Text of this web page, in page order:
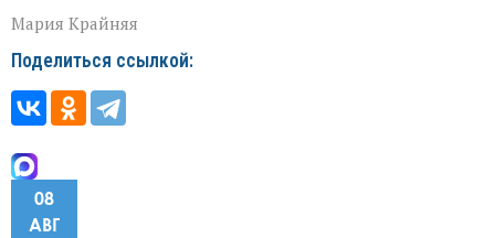
Мария Крайняя
Поделиться ссылкой:
08
АВГ